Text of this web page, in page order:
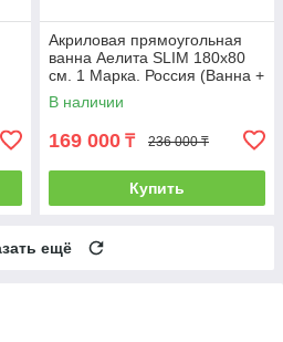
Акриловая прямоугольная
ванна Аелита SLIM 180х80
см. 1 Марка. Россия (Ванна +
ножки)
В наличии
169 000 ₸ 236 000 ₸
Купить
ещё